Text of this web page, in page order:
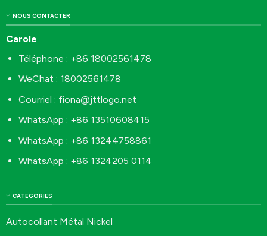
CATEGORIES
Autocollant Métal Nickel
NOUS CONTACTER
Carole
Téléphone : +86 18002561478
WeChat : 18002561478
Courriel : fiona@jttlogo.net
WhatsApp : +86 13510608415
WhatsApp : +86 13244758861
WhatsApp : +86 1324205 0114